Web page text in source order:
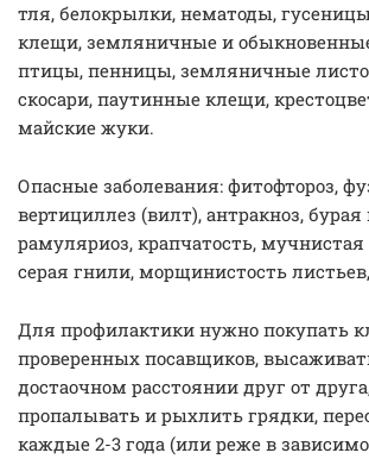
тля, белокрылки, нематоды,
клещи, земляничные и
птицы, пенницы, земляничные
скосари, паутинные клещи,
майские жуки.
Опасные заболевания: фитофтороз,
вертициллез (вилт), антракноз,
рамуляриоз, крапчатость, мучнистая
серая гнили, морщинистость
Для профилактики нужно покупать
проверенных посавщиков,
достаочном расстоянии друг от
пропалывать и рыхлить грядки,
каждые 2-3 года (или реже в